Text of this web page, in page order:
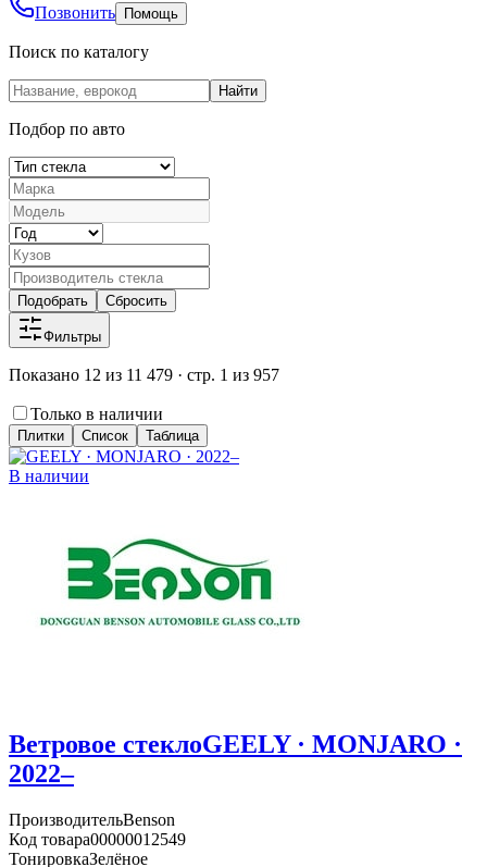
Позвонить Помощь
Поиск по каталогу
Найти
Подбор по авто
Подобрать Сбросить
Фильтры
Показано 12 из 11 479 · стр. 1 из 957
Только в наличии
Плитки Список Таблица
В наличии
Ветровое стеклоGEELY · MONJARO ·
2022–
ПроизводительBenson
Код товара00000012549
ТонировкаЗелёное